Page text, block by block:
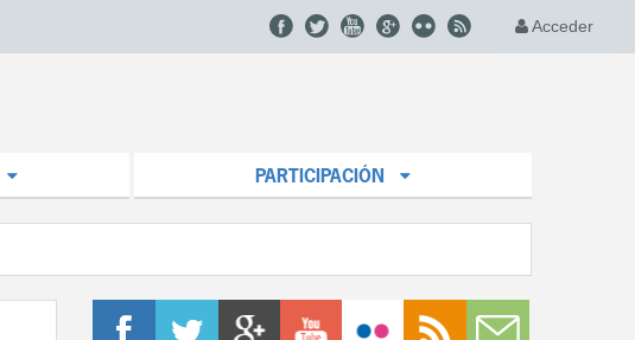
Acceder
PARTICIPACIÓN